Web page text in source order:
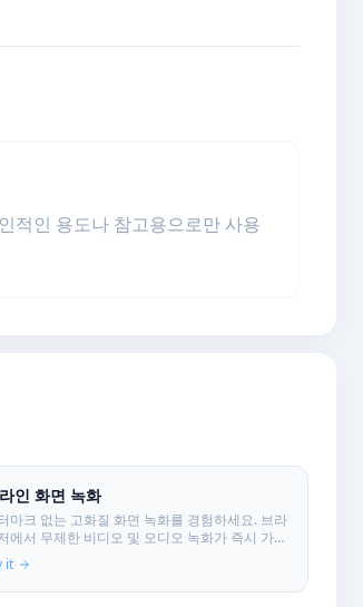
적인 용도나 참고용으로만 사용
인 화면 녹화
마크 없는 고화질 화면 녹화를 경험하세요. 브라
에서 무제한 비디오 및 오디오 녹화가 즉시 가능
, 데이터는 서버로 전송되지 않습니다.
it